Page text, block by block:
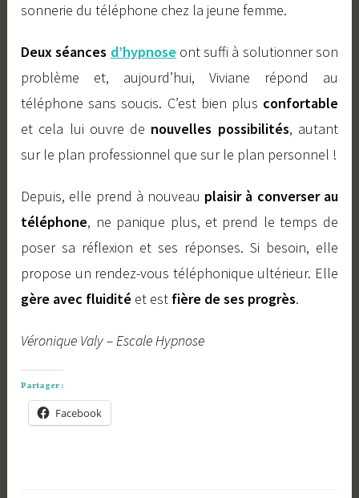
sonnerie du téléphone chez la jeune femme.
Deux séances d’hypnose ont suffi à solutionner son
problème et, aujourd’hui, Viviane répond au
téléphone sans soucis. C’est bien plus confortable
et cela lui ouvre de nouvelles possibilités, autant
sur le plan professionnel que sur le plan personnel !
Depuis, elle prend à nouveau plaisir à converser au
téléphone, ne panique plus, et prend le temps de
poser sa réflexion et ses réponses. Si besoin, elle
propose un rendez-vous téléphonique ultérieur. Elle
gère avec fluidité et est fière de ses progrès.
Véronique Valy – Escale Hypnose
Partager :
Facebook